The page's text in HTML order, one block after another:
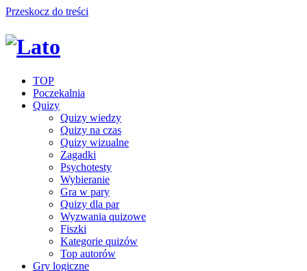
Przeskocz do treści
TOP
Poczekalnia
Quizy
Quizy wiedzy
Quizy na czas
Quizy wizualne
Zagadki
Psychotesty
Wybieranie
Gra w pary
Quizy dla par
Wyzwania quizowe
Fiszki
Kategorie quizów
Top autorów
Gry logiczne